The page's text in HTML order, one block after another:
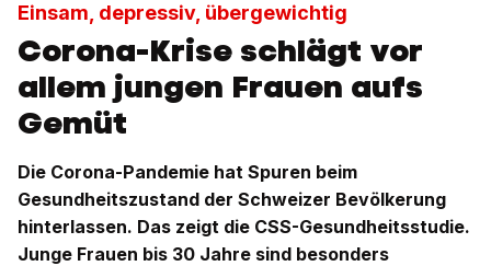
Einsam, depressiv, übergewichtig
Corona-Krise schlägt vor
allem jungen Frauen aufs
Gemüt
Die Corona-Pandemie hat Spuren beim
Gesundheitszustand der Schweizer Bevölkerung
hinterlassen. Das zeigt die CSS-Gesundheitsstudie.
Junge Frauen bis 30 Jahre sind besonders